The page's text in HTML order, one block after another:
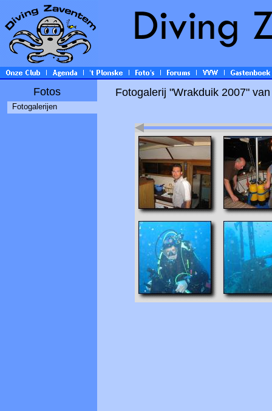
Fotos
Fotogalerijen
Fotogalerij "Wrakduik 2007"